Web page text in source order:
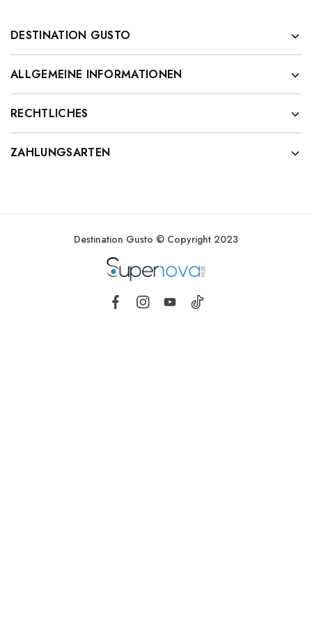
DESTINATION GUSTO
ALLGEMEINE INFORMATIONEN
RECHTLICHES
ZAHLUNGSARTEN
Destination Gusto © Copyright 2023